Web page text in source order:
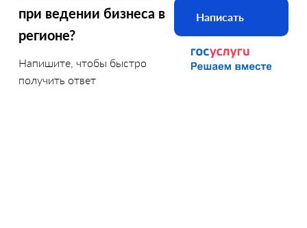
при ведении бизнеса в
регионе?
Напишите, чтобы быстро
получить ответ
Написать